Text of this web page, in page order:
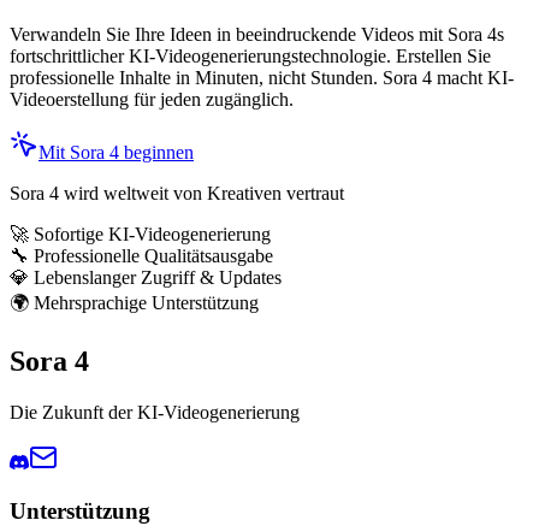
Verwandeln Sie Ihre Ideen in beeindruckende Videos mit Sora 4s
fortschrittlicher KI-Videogenerierungstechnologie. Erstellen Sie
professionelle Inhalte in Minuten, nicht Stunden. Sora 4 macht KI-
Videoerstellung für jeden zugänglich.
Mit Sora 4 beginnen
Sora 4 wird weltweit von Kreativen vertraut
🚀 Sofortige KI-Videogenerierung
🔧 Professionelle Qualitätsausgabe
💎 Lebenslanger Zugriff & Updates
🌍 Mehrsprachige Unterstützung
Sora 4
Die Zukunft der KI-Videogenerierung
Unterstützung